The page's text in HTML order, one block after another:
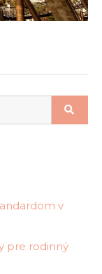
v
pre rodinný